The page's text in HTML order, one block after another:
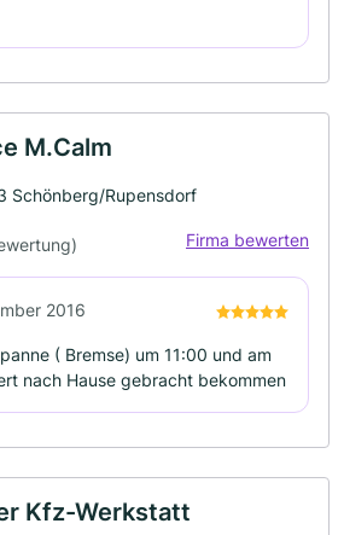
M.Calm
Schönberg/Rupensdorf
Firma bewerten
2016
( Bremse) um 11:00 und am
nach Hause gebracht bekommen
Kfz-Werkstatt